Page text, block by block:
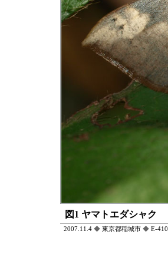
図1 ヤマトエダシャク
2007.11.4 ◆東京都稲城市 ◆E-410